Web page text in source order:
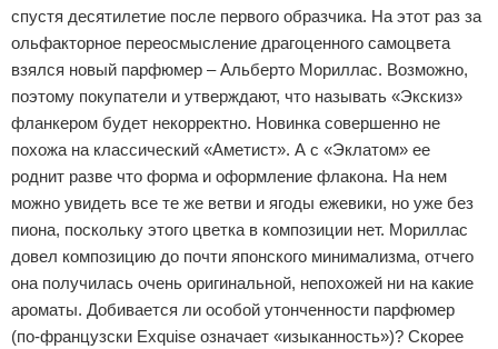
спустя десятилетие после первого образчика. На этот раз за
ольфакторное переосмысление драгоценного самоцвета
взялся новый парфюмер – Альберто Мориллас. Возможно,
поэтому покупатели и утверждают, что называть «Экскиз»
фланкером будет некорректно. Новинка совершенно не
похожа на классический «Аметист». А с «Эклатом» ее
роднит разве что форма и оформление флакона. На нем
можно увидеть все те же ветви и ягоды ежевики, но уже без
пиона, поскольку этого цветка в композиции нет. Мориллас
довел композицию до почти японского минимализма, отчего
она получилась очень оригинальной, непохожей ни на какие
ароматы. Добивается ли особой утонченности парфюмер
(по-французски Exquise означает «изыканность»)? Скорее